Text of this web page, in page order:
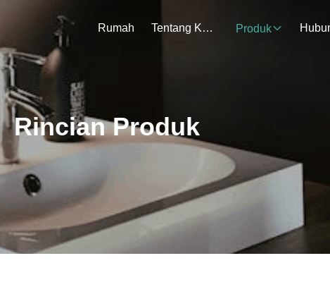
Rumah Tentang Kami Produk
Rincian Produk